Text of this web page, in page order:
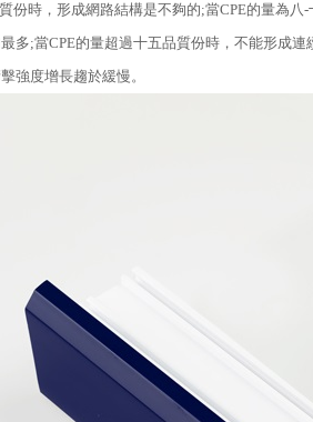
份時，形成網路結構是不夠的;當CPE的量為
多;當CPE的量超過十五品質份時，不能形成
強度增長趨於緩慢。